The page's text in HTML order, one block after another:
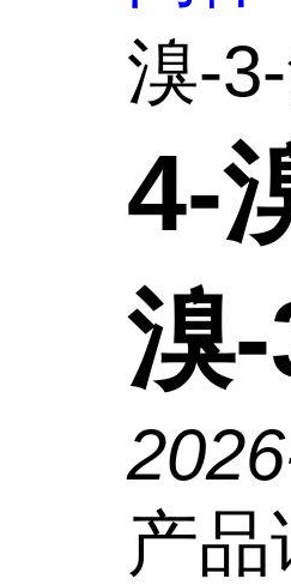
溴-
4-
溴
产品